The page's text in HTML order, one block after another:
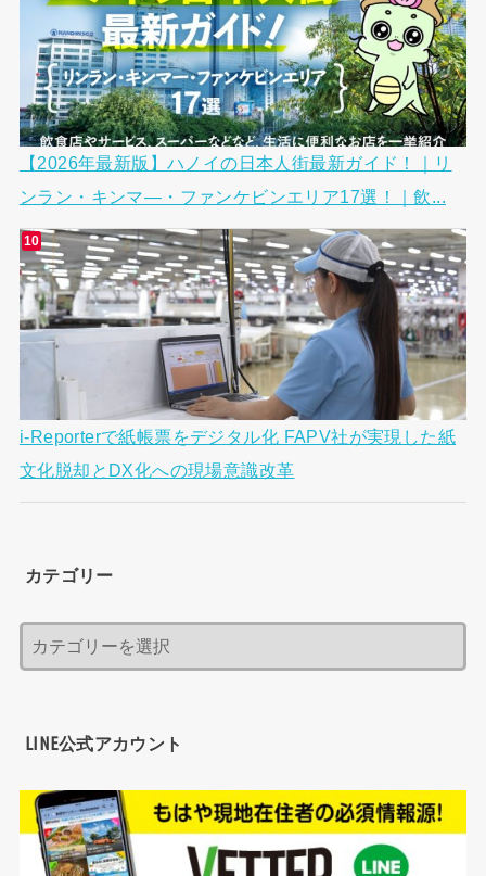
【2026年最新版】ハノイの日本人街最新ガイド！｜リ
ンラン・キンマ―・ファンケビンエリア17選！｜飲...
i-Reporterで紙帳票をデジタル化 FAPV社が実現した紙
文化脱却とDX化への現場意識改革
カテゴリー
LINE公式アカウント